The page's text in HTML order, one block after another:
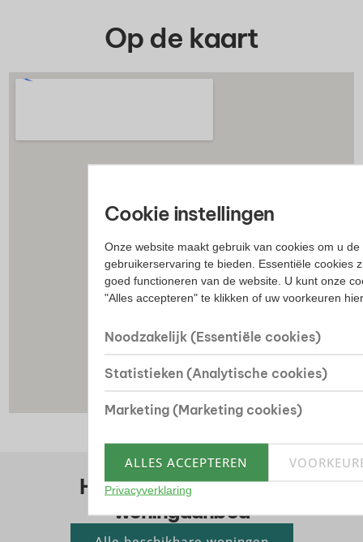
Op de kaart
Huis kopen? Bekijk ons
woningaanbod
Cookie instellingen
Onze website maakt gebruik van cookies om u
gebruikerservaring te bieden. Essentiële cookies
goed functioneren van de website. U kunt onze
"Alles accepteren" te klikken of uw voorkeuren
Noodzakelijk (Essentiële cookies)
Statistieken (Analytische cookies)
Marketing (Marketing cookies)
ALLES ACCEPTEREN
Privacyverklaring